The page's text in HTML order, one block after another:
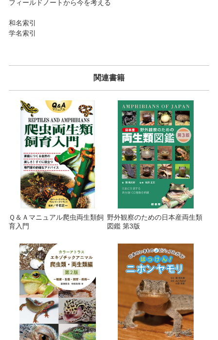
フィールドノートから今を考える
和名索引
学名索引
関連書籍
Ｑ＆Ａマニュアル爬虫両生類飼
育入門
野外観察のための日本産両生類
図鑑 第3版